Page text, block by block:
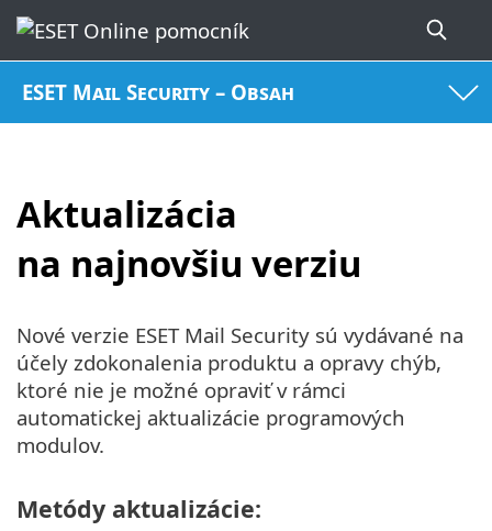
ESET Mail Security – Obsah
Aktualizácia
na najnovšiu verziu
Nové verzie ESET Mail Security sú vydávané na
účely zdokonalenia produktu a opravy chýb,
ktoré nie je možné opraviť v rámci
automatickej aktualizácie programových
modulov.
Metódy aktualizácie: